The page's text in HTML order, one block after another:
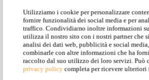
Utilizziamo i cookie per personalizzare
fornire funzionalità dei social media e per
traffico. Condividiamo inoltre informazioni
utilizza il nostro sito con i nostri partner che
analisi dei dati web, pubblicità e social
combinarle con altre informazioni che ha
raccolto dal suo utilizzo dei loro servizi. Può
privacy policy completa per ricevere
Karman Zoo
Progetti
Social network